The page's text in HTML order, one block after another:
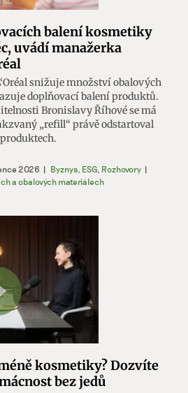
balení kosmetiky
uvádí manažerka
snižuje množství obalových
doplňovací balení produktů.
Bronislavy Říhové se má
„refill“ právě odstartoval
2026 | Byznys, ESG, Rozhovory |
a obalových materiálech
kosmetiky? Dozvíte
bez jedů